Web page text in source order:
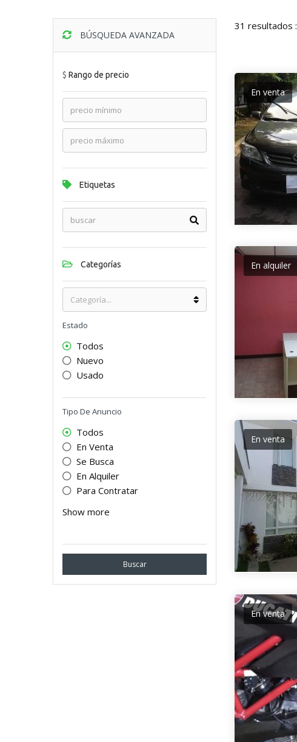
BÚSQUEDA AVANZADA
$ Rango de precio
Etiquetas
Categorías
Estado
Todos
Nuevo
Usado
Tipo De Anuncio
Todos
En Venta
Se Busca
En Alquiler
Para Contratar
Show more
Buscar
31 resultados :
En venta
En alquiler
En venta
En venta